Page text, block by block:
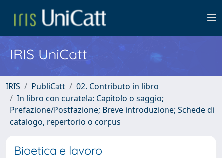
IRIS UniCatt
IRIS PubliCatt
02. Contributo in libro
In libro con curatela: Capitolo o saggio;
Prefazione/Postfazione; Breve introduzione; Schede di
catalogo, repertorio o corpus
Bioetica e lavoro